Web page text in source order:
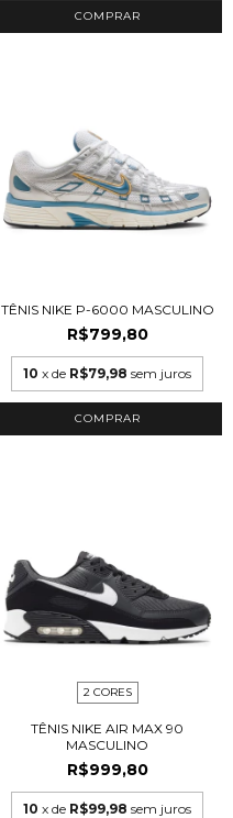
COMPRAR
TÊNIS NIKE P-6000 MASCULINO
R$799,80
10 x de R$79,98 sem juros
COMPRAR
2 CORES
TÊNIS NIKE AIR MAX 90
MASCULINO
R$999,80
10 x de R$99,98 sem juros